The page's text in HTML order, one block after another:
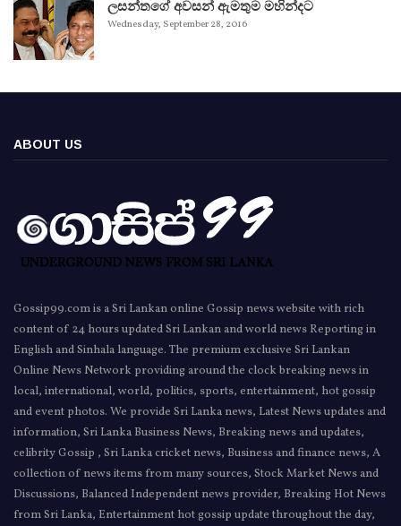
ලසන්තගේ අවසන් ඇමතුම මහින්දට
Wednesday, September 28, 2016
ABOUT US
Gossip99.com is a Sri Lankan online Gossip news website with rich
content of 24 hours updated Sri Lankan and world news Reporting in
English and Sinhala language. The premium exclusive Sri Lankan
Online News Network providing around the clock breaking news in
local, international, world, politics, sports, entertainment, hot gossip
and event photos. We provide Sri Lanka news, Latest News updates and
information, Sri Lanka Business News, Breaking news and updates,
celibrity Gossip , Sri Lanka cricket news, Business and finance news, A
collection of news items from many sources, Stock Market News and
Discussions, Balanced Independent news provider, Breaking Hot News
from Sri Lanka, Entertainment hot gossip update throughout the day,